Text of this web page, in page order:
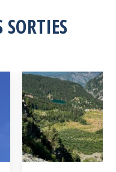
SORTIES